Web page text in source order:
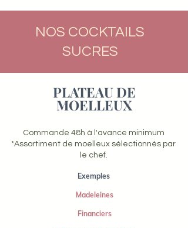
NOS COCKTAILS
SUCRES
PLATEAU DE
MOELLEUX
Commande 48h à l'avance minimum
*Assortiment de moelleux sélectionnés par
le chef.
Exemples
Madeleines
Financiers